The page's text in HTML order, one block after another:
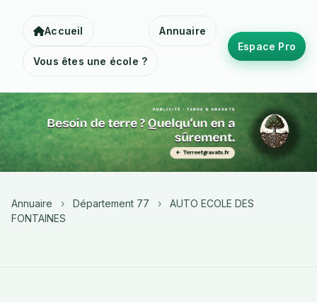
Accueil Annuaire
Vous êtes une école ?
Espace Pro
Annuaire › Département 77 ›
AUTO ECOLE DES
FONTAINES